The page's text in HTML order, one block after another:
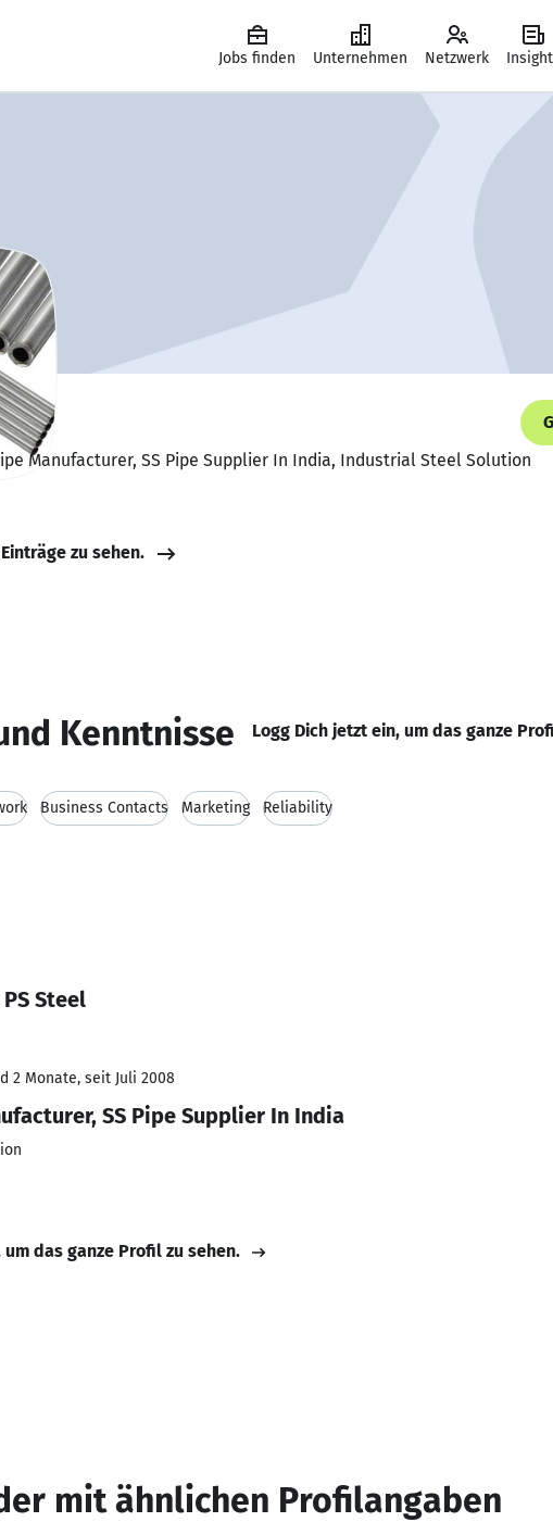
Jobs finden Unternehmen Netzwerk
Manufacturer, SS Pipe Supplier In India, Industrial Steel Solution
zu sehen.
Kenntnisse Logg Dich jetzt ein, um das ganze
Business Contacts Marketing Reliability
Steel
2 Monate, seit Juli 2008
SS Pipe Supplier In India
das ganze Profil zu sehen.
mit ähnlichen Profilangaben